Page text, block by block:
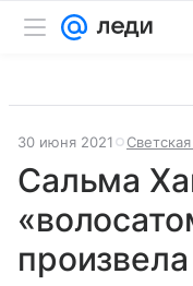
30 июня 2021
Сальма